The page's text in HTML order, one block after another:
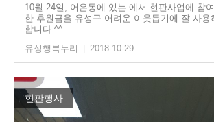
10월 24일, 어은동에 있는 에서 현판사업에 참
한 후원금을 유성구 어려운 이웃돕기에 잘 사용
합니다.^^…
유성행복누리
2018-10-29
현판행사